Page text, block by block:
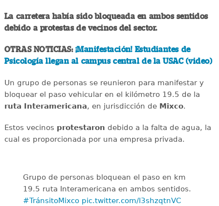
La carretera había sido bloqueada en ambos sentidos
debido a protestas de vecinos del sector.
OTRAS NOTICIAS: ¡Manifestación! Estudiantes de
Psicología llegan al campus central de la USAC (video)
Un grupo de personas se reunieron para manifestar y
bloquear el paso vehicular en el kilómetro 19.5 de la
ruta Interamericana, en jurisdicción de Mixco.
Estos vecinos protestaron debido a la falta de agua, la
cual es proporcionada por una empresa privada.
Grupo de personas bloquean el paso en km
19.5 ruta Interamericana en ambos sentidos.
#TránsitoMixco pic.twitter.com/l3shzqtnVC